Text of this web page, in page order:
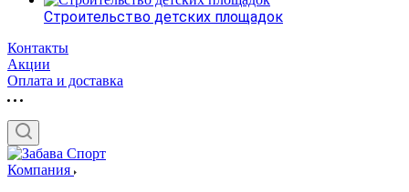
Строительство детских площадок
Контакты
Акции
Оплата и доставка
Компания